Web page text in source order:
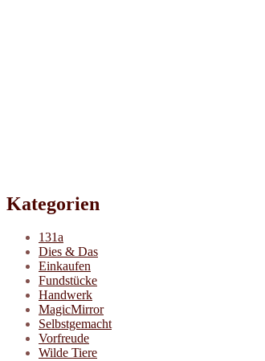
Kategorien
131a
Dies & Das
Einkaufen
Fundstücke
Handwerk
MagicMirror
Selbstgemacht
Vorfreude
Wilde Tiere